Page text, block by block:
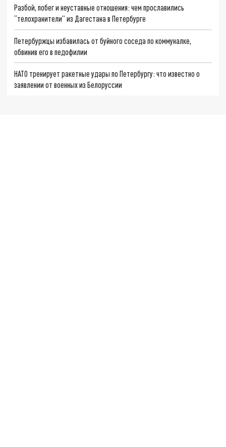
Разбой, побег и неуставные отношения: чем прославились
“телохранители” из Дагестана в Петербурге
Петербуржцы избавилась от буйного соседа по коммуналке,
обвинив его в педофилии
НАТО тренирует ракетные удары по Петербургу: что известно о
заявлении от военных из Белоруссии